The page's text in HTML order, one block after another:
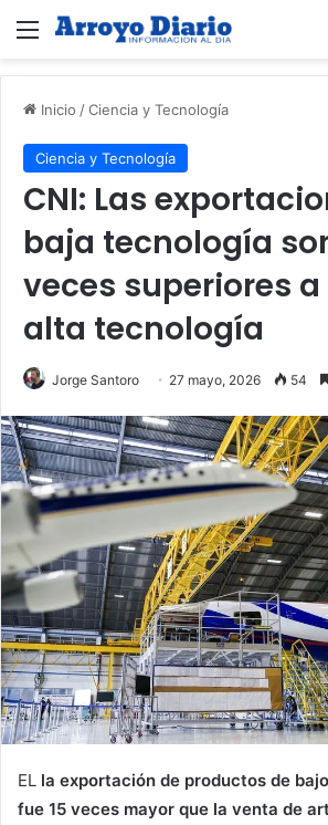
Menú
Inicio /Ciencia y Tecnología
Ciencia y Tecnología
CNI: Las
baja tecnología
veces superiores
alta tecnología
Jorge Santoro 27 mayo, 2026 54
EL la exportación de productos de
fue 15 veces mayor que la venta de